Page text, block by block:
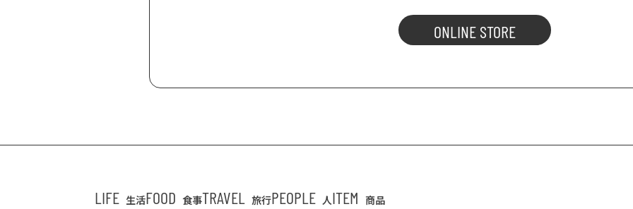
ONLINE STORE
LIFE 生活FOOD 食事TRAVEL 旅行PEOPLE 人ITEM 商品